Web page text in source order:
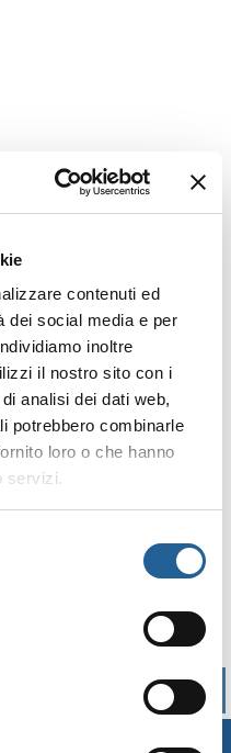
contenuti ed
dei social media e per
inoltre
il nostro sito con i
analisi dei dati web,
potrebbero combinarle
loro o che hanno
servizi.
für unseren
an